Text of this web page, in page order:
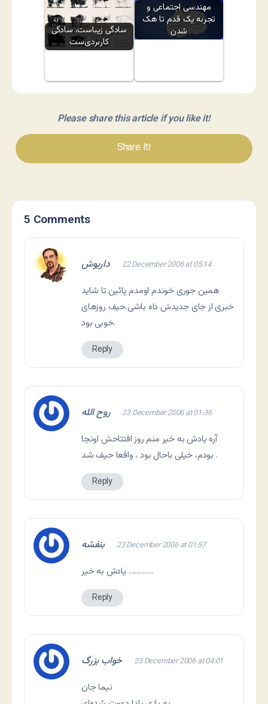
سادگی زیباست، سادگی
کاربردی‌ست
مهندسی اجتماعی و
تجربه یک قدم تا هک
شدن
Please share this article if you like it!
Share It!
5 Comments
داریوش 22 December 2006 at 05:14
همین جوری خوندم اومدم پائین تا شاید
خبری از جای جدیدش داه باشی.حیف روزهای
خوبی بود.
Reply
روح الله 23 December 2006 at 01:36
آره یادش به خیر منم روز افتتاحش اونجا
بودم، خیلی باحال بود ، واقعا حیف شد .
Reply
بنفشه 23 December 2006 at 01:57
یادش به خیر ………….
Reply
خواب بزرگ 23 December 2006 at 04:01
نیما جان